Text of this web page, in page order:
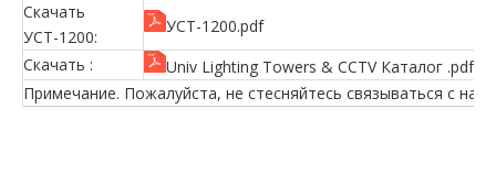
Скачать
УСТ-1200:
УСТ-1200.pdf
Скачать :
Univ Lighting Towers & CCTV Каталог .pdf
Примечание. Пожалуйста, не стесняйтесь связываться с